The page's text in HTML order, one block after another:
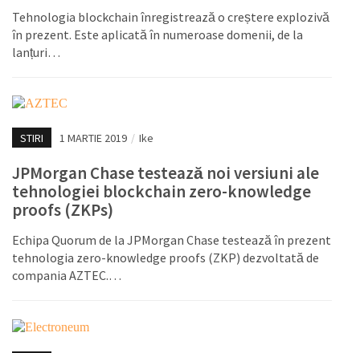
Tehnologia blockchain înregistrează o creștere explozivă
în prezent. Este aplicată în numeroase domenii, de la
lanțuri…
STIRI 1 MARTIE 2019 / Ike
JPMorgan Chase testează noi versiuni ale
tehnologiei blockchain zero-knowledge
proofs (ZKPs)
Echipa Quorum de la JPMorgan Chase testează în prezent
tehnologia zero-knowledge proofs (ZKP) dezvoltată de
compania AZTEC.…